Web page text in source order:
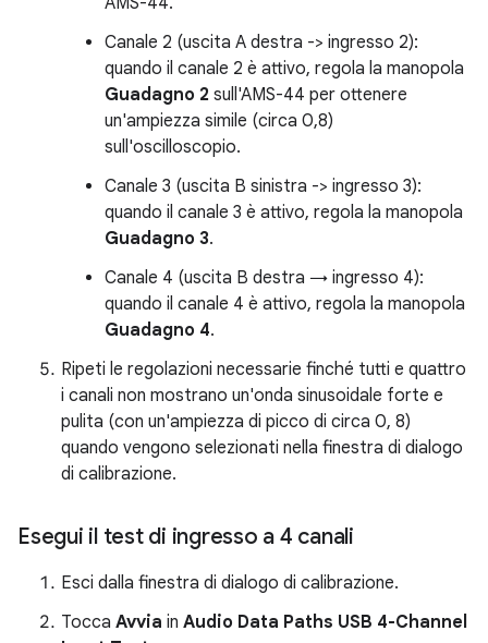
Canale 2 (uscita A destra -> ingresso 2):
quando il canale 2 è attivo, regola la manopola
Guadagno 2 sull'AMS-44 per ottenere
un'ampiezza simile (circa 0,8)
sull'oscilloscopio.
Canale 3 (uscita B sinistra -> ingresso 3):
quando il canale 3 è attivo, regola la manopola
Guadagno 3.
Canale 4 (uscita B destra → ingresso 4):
quando il canale 4 è attivo, regola la manopola
Guadagno 4.
Ripeti le regolazioni necessarie finché tutti e quattro
i canali non mostrano un'onda sinusoidale forte e
pulita (con un'ampiezza di picco di circa 0, 8)
quando vengono selezionati nella finestra di dialogo
di calibrazione.
Esegui il test di ingresso a 4 canali
Esci dalla finestra di dialogo di calibrazione.
Tocca Avvia in Audio Data Paths USB 4-Channel